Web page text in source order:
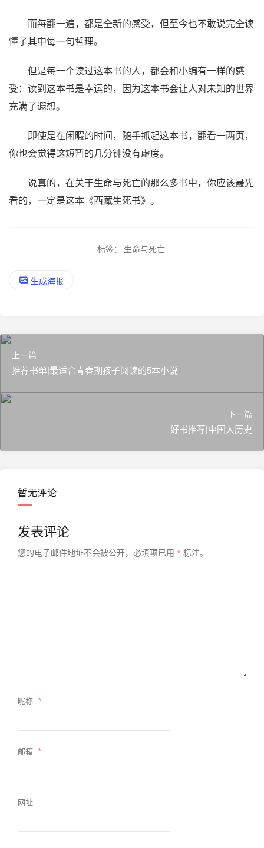
而每翻一遍，都是全新的感受，但至今也不敢说完全读
懂了其中每一句哲理。
但是每一个读过这本书的人，都会和小编有一样的感
受：读到这本书是幸运的，因为这本书会让人对未知的世界
充满了遐想。
即使是在闲暇的时间，随手抓起这本书，翻看一两页，
你也会觉得这短暂的几分钟没有虚度。
说真的，在关于生命与死亡的那么多书中，你应该最先
看的，一定是这本《西藏生死书》。
标签： 生命与死亡
生成海报
上一篇
推荐书单|最适合青春期孩子阅读的5本小说
下一篇
好书推荐|中国大历史
暂无评论
发表评论
您的电子邮件地址不会被公开， 必填项已用 * 标注。
昵称 *
邮箱 *
网址